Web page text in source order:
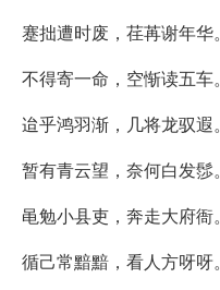
蹇拙遭时废，荏苒谢年华。
不得寄一命，空惭读五车。
迨乎鸿羽渐，几将龙驭遐。
暂有青云望，奈何白发髿。
黾勉小县吏，奔走大府衙。
循己常黯黯，看人方呀呀。